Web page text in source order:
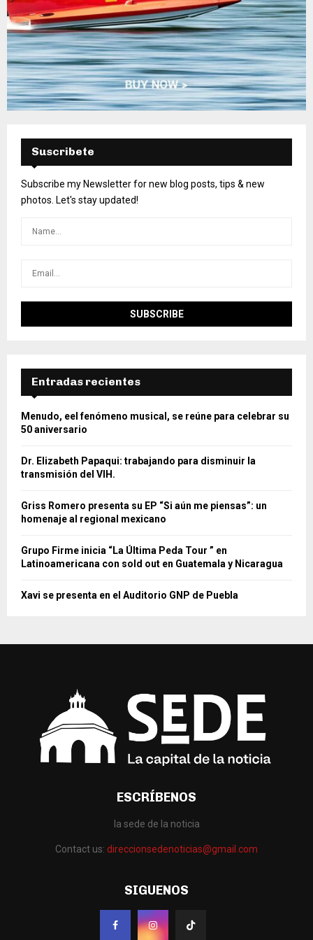
Suscribete
Subscribe my Newsletter for new blog posts, tips & new
photos. Let's stay updated!
Entradas recientes
Menudo, eel fenómeno musical, se reúne para celebrar su
50 aniversario
Dr. Elizabeth Papaqui: trabajando para disminuir la
transmisión del VIH.
Griss Romero presenta su EP “Si aún me piensas”: un
homenaje al regional mexicano
Grupo Firme inicia “La Última Peda Tour ” en
Latinoamericana con sold out en Guatemala y Nicaragua
Xavi se presenta en el Auditorio GNP de Puebla
ESCRÍBENOS
la sede de la noticia
Contact us: direccionsedenoticias@gmail.com
SIGUENOS